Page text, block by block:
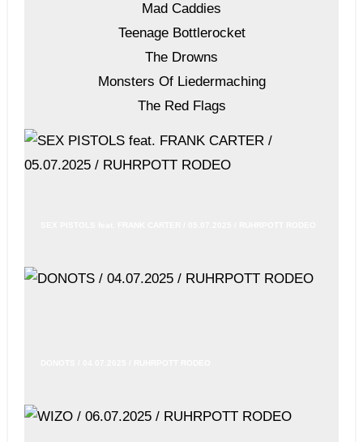
Mad Caddies
Teenage Bottlerocket
The Drowns
Monsters Of Liedermaching
The Red Flags